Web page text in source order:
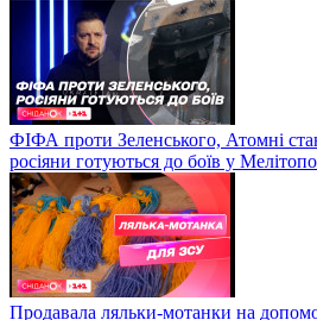
ФІФА проти Зеленського, Атомні
росіяни готуються до боїв у
Продавала ляльки-мотанки на